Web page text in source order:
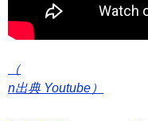
（
n出典 Youtube）